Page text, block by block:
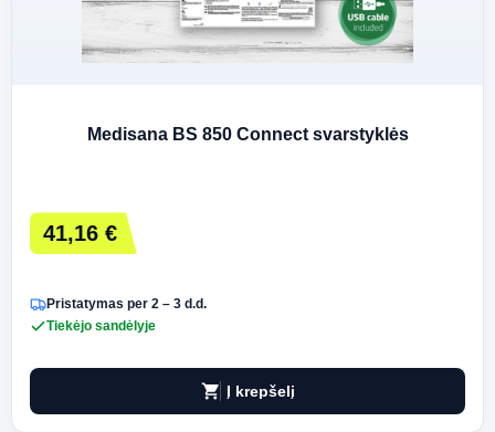
Medisana BS 850 Connect svarstyklės
41,16 €
Pristatymas per 2 – 3 d.d.
Tiekėjo sandėlyje
shopping_cart Į krepšelį